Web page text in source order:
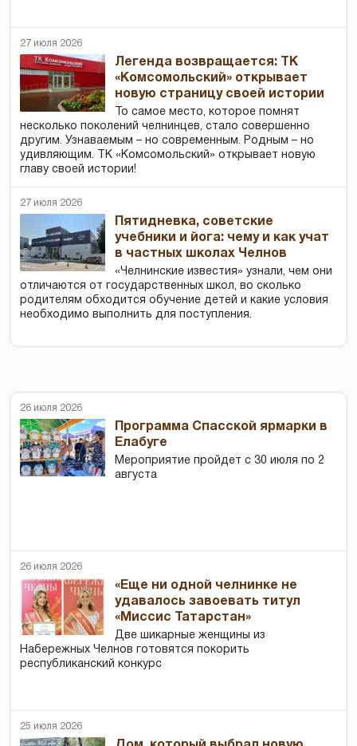
27 июля 2026
Легенда возвращается: ТК
«Комсомольский» открывает
новую страницу своей истории
То самое место, которое помнят
несколько поколений челнинцев, стало совершенно
другим. Узнаваемым – но современным. Родным – но
удивляющим. ТК «Комсомольский» открывает новую
главу своей истории!
27 июля 2026
Пятидневка, советские
учебники и йога: чему и как учат
в частных школах Челнов
«Челнинские известия» узнали, чем они
отличаются от государственных школ, во сколько
родителям обходится обучение детей и какие условия
необходимо выполнить для поступления.
26 июля 2026
Программа Спасской ярмарки в
Елабуге
Мероприятие пройдет с 30 июля по 2
августа
26 июля 2026
«Еще ни одной челнинке не
удавалось завоевать титул
«Миссис Татарстан»
Две шикарные женщины из
Набережных Челнов готовятся покорить
республиканский конкурс
25 июля 2026